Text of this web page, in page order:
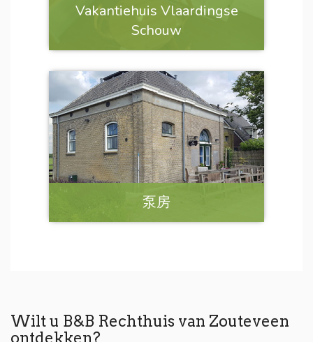
Vakantiehuis Vlaardingse
Schouw
泵房
Wilt u B&B Rechthuis van Zouteveen
ontdekken?